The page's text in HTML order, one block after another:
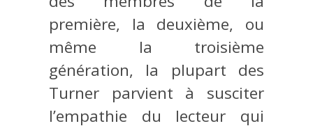
première, la deuxième, ou
même la troisième
génération, la plupart des
Turner parvient à susciter
l’empathie du lecteur qui